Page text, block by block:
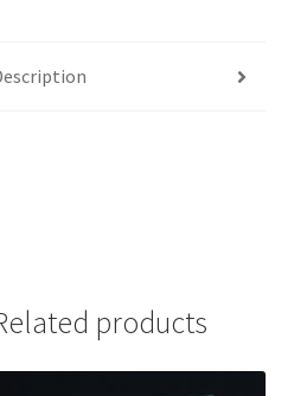
products